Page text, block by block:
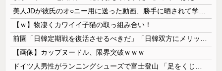
【ｗ】物凄くカワイイ子猫の取っ組み合い！
【画像】カップヌードル、限界突破ｗｗｗ